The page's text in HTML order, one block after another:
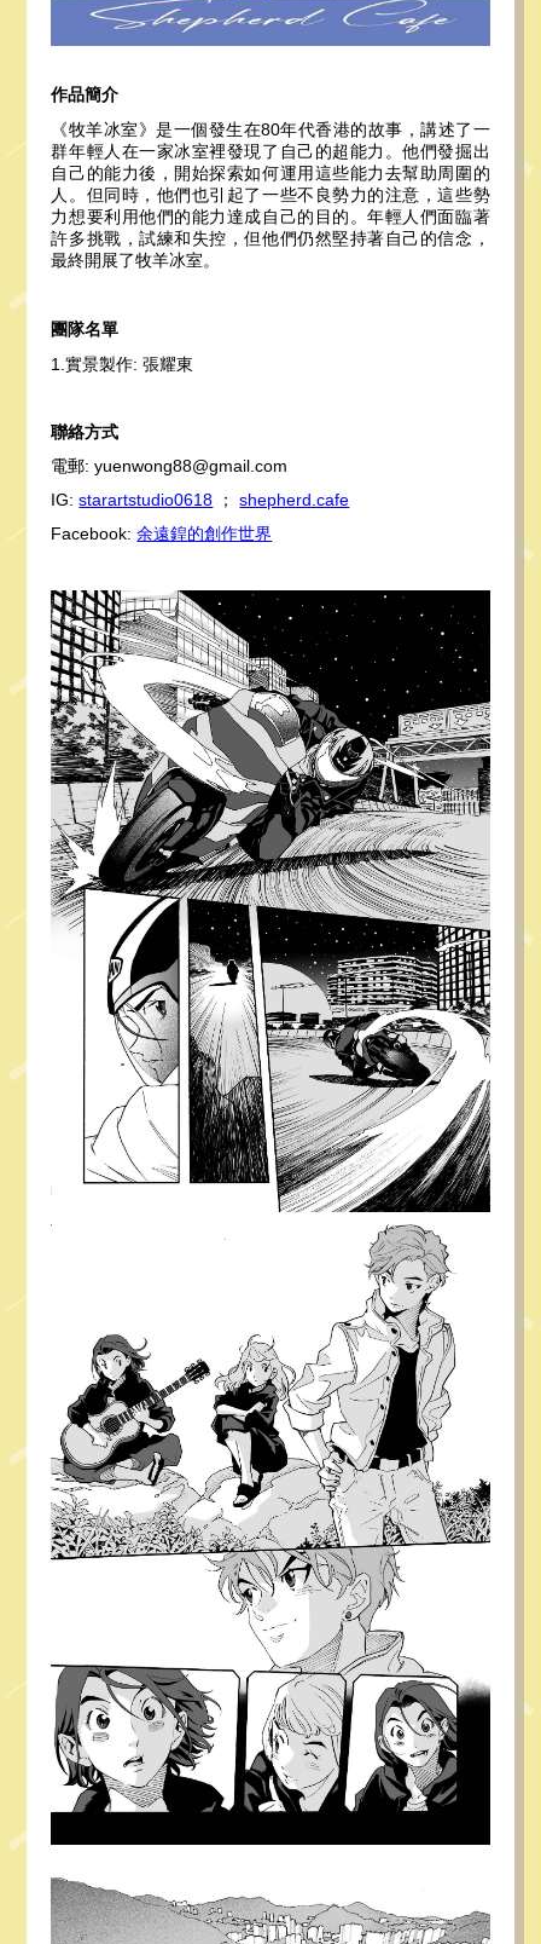
作品簡介
《牧羊冰室》是一個發生在80年代香港的故事，講述了一
群年輕人在一家冰室裡發現了自己的超能力。他們發掘出
自己的能力後，開始探索如何運用這些能力去幫助周圍的
人。但同時，他們也引起了一些不良勢力的注意，這些勢
力想要利用他們的能力達成自己的目的。年輕人們面臨著
許多挑戰，試練和失控，但他們仍然堅持著自己的信念，
最終開展了牧羊冰室。
團隊名單
1.實景製作: 張耀東
聯絡方式
電郵: yuenwong88@gmail.com
IG:starartstudio0618 ；shepherd.cafe
Facebook:余遠鍠的創作世界